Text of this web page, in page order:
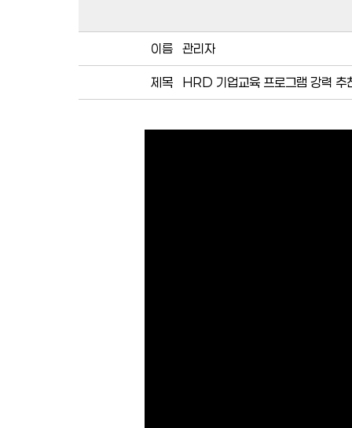
이름 관리자
제목 HRD 기업교육 프로그램 강력 추